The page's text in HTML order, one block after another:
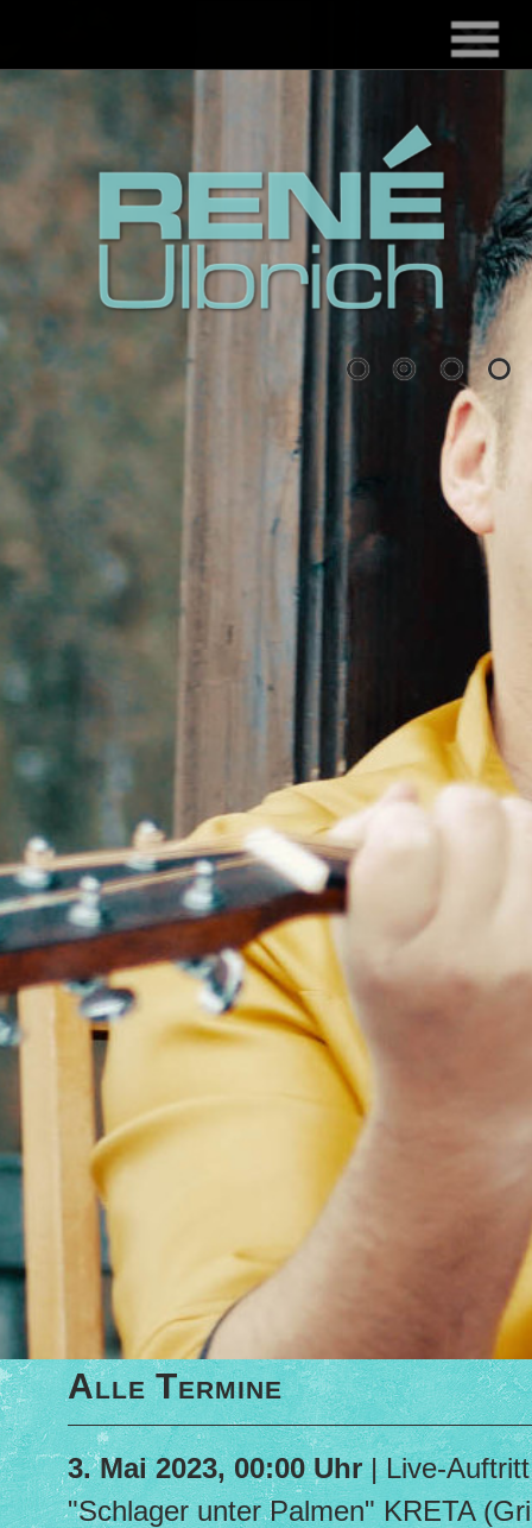
Alle Termine
3. Mai 2023, 00:00 Uhr| Live-Auftritt
"Schlager unter Palmen" KRETA